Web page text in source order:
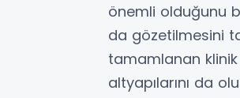
önemli olduğunu
da gözetilmesini
tamamlanan klinik
altyapılarını da